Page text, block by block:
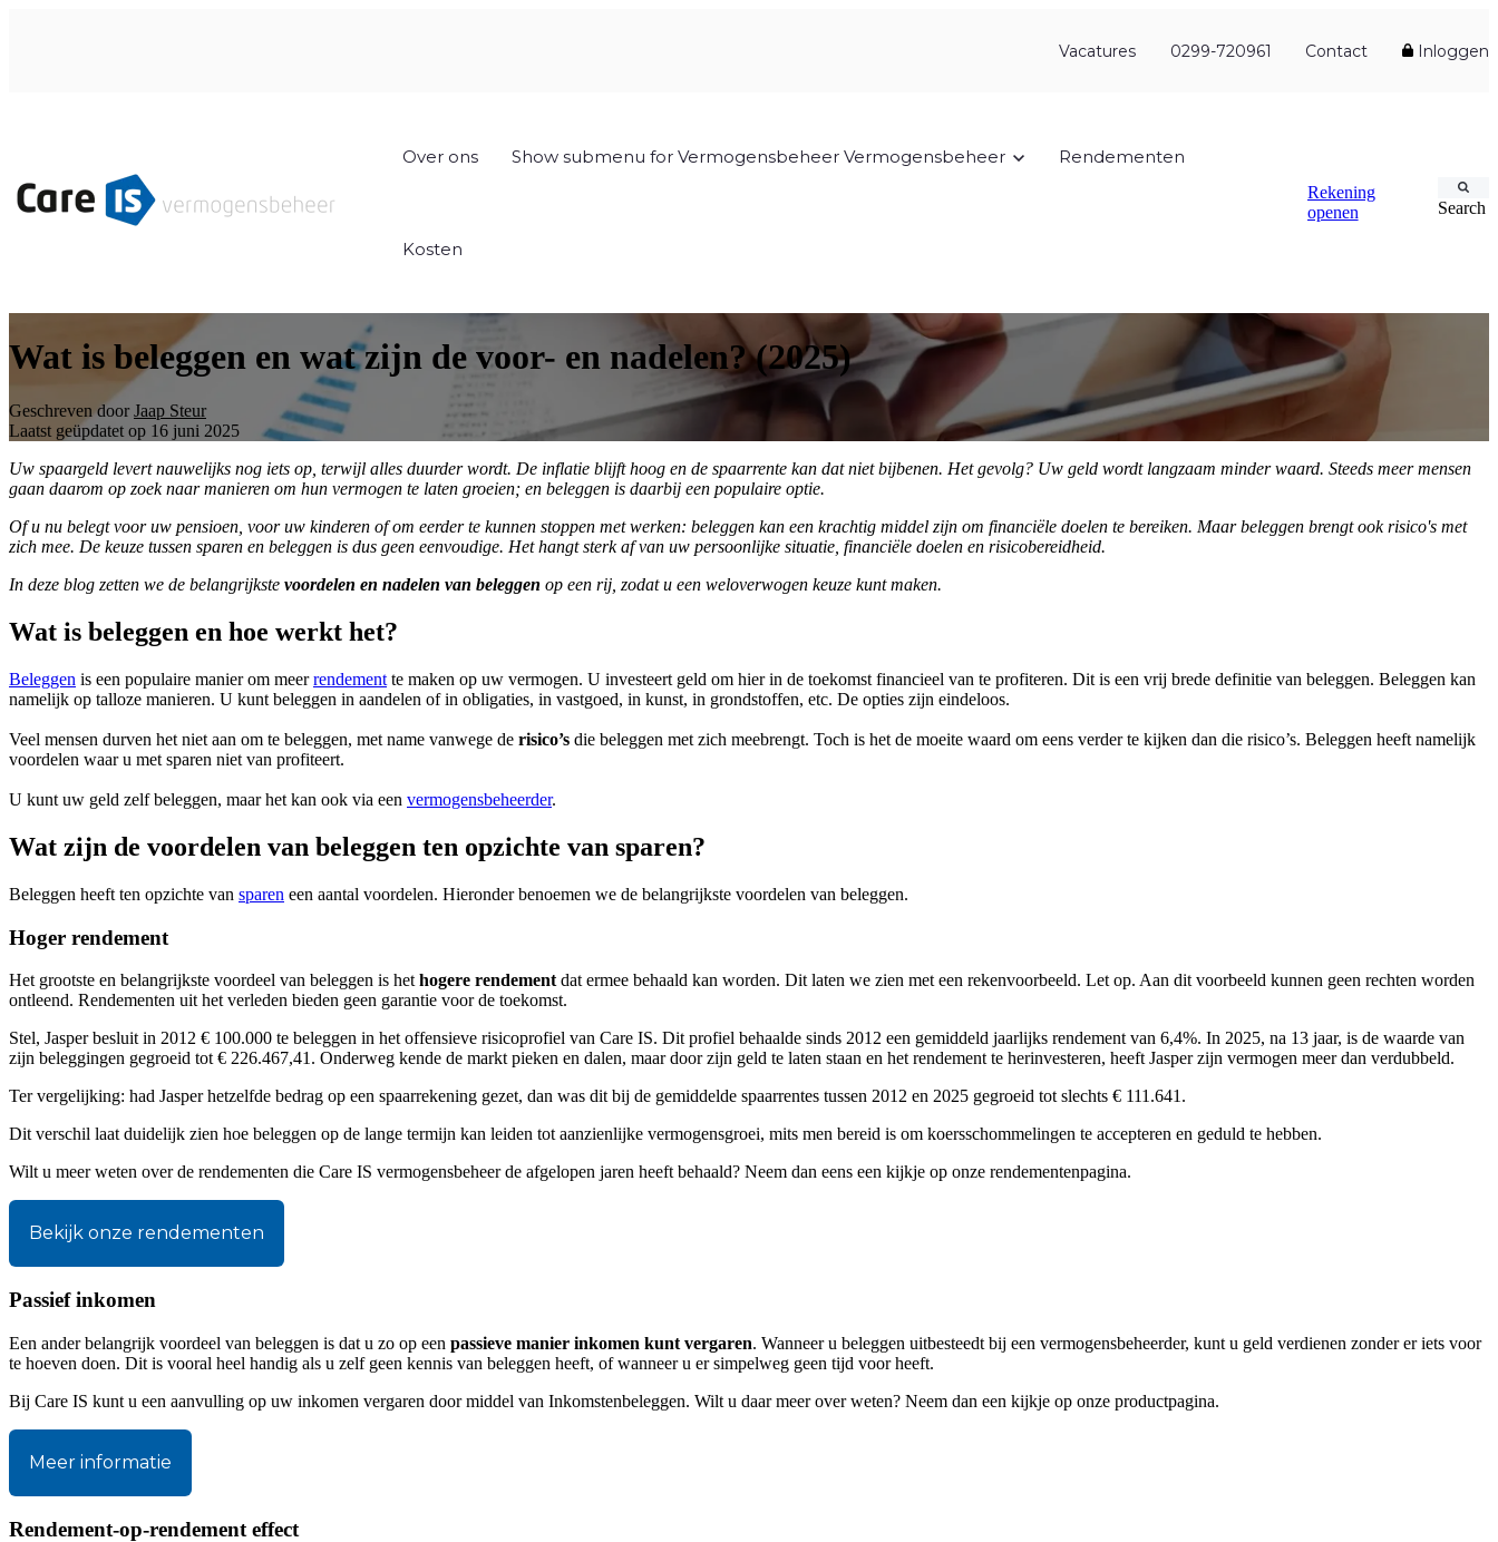
Vacatures 0299-720961 Contact Inloggen
Over ons Show submenu for Vermogensbeheer Vermogensbeheer Rendementen
Kosten
Rekening
openen
Search
Wat is beleggen en wat zijn de voor- en nadelen? (2025)
Geschreven door Jaap Steur
Laatst geüpdatet op 16 juni 2025
Uw spaargeld levert nauwelijks nog iets op, terwijl alles duurder wordt. De inflatie blijft hoog en de spaarrente kan dat niet bijbenen. Het gevolg? Uw geld wordt langzaam minder waard. Steeds meer mensen
gaan daarom op zoek naar manieren om hun vermogen te laten groeien; en beleggen is daarbij een populaire optie.
Of u nu belegt voor uw pensioen, voor uw kinderen of om eerder te kunnen stoppen met werken: beleggen kan een krachtig middel zijn om financiële doelen te bereiken. Maar beleggen brengt ook risico's met
zich mee. De keuze tussen sparen en beleggen is dus geen eenvoudige. Het hangt sterk af van uw persoonlijke situatie, financiële doelen en risicobereidheid.
In deze blog zetten we de belangrijkste voordelen en nadelen van beleggen op een rij, zodat u een weloverwogen keuze kunt maken.
Wat is beleggen en hoe werkt het?
Beleggen is een populaire manier om meerrendement te maken op uw vermogen. U investeert geld om hier in de toekomst financieel van te profiteren. Dit is een vrij brede definitie van beleggen. Beleggen kan
namelijk op talloze manieren. U kunt beleggen in aandelen of in obligaties, in vastgoed, in kunst, in grondstoffen, etc. De opties zijn eindeloos.
Veel mensen durven het niet aan om te beleggen, met name vanwege de risico’s die beleggen met zich meebrengt. Toch is het de moeite waard om eens verder te kijken dan die risico’s. Beleggen heeft namelijk
voordelen waar u met sparen niet van profiteert.
U kunt uw geld zelf beleggen, maar het kan ook via een vermogensbeheerder.
Wat zijn de voordelen van beleggen ten opzichte van sparen?
Beleggen heeft ten opzichte van sparen een aantal voordelen. Hieronder benoemen we de belangrijkste voordelen van beleggen.
Hoger rendement
Het grootste en belangrijkste voordeel van beleggen is hethogere rendementdat ermee behaald kan worden. Dit laten we zien met een rekenvoorbeeld. Let op. Aan dit voorbeeld kunnen geen rechten worden
ontleend. Rendementen uit het verleden bieden geen garantie voor de toekomst.
Stel, Jasper besluit in 2012 € 100.000 te beleggen in het offensieve risicoprofiel van Care IS. Dit profiel behaalde sinds 2012 een gemiddeld jaarlijks rendement van 6,4%. In 2025, na 13 jaar, is de waarde van
zijn beleggingen gegroeid tot € 226.467,41. Onderweg kende de markt pieken en dalen, maar door zijn geld te laten staan en het rendement te herinvesteren, heeft Jasper zijn vermogen meer dan verdubbeld.
Ter vergelijking: had Jasper hetzelfde bedrag op een spaarrekening gezet, dan was dit bij de gemiddelde spaarrentes tussen 2012 en 2025 gegroeid tot slechts € 111.641.
Dit verschil laat duidelijk zien hoe beleggen op de lange termijn kan leiden tot aanzienlijke vermogensgroei, mits men bereid is om koersschommelingen te accepteren en geduld te hebben.
Wilt u meer weten over de rendementen die Care IS vermogensbeheer de afgelopen jaren heeft behaald? Neem dan eens een kijkje op onze rendementenpagina.
Bekijk onze rendementen
Passief inkomen
Een ander belangrijk voordeel van beleggen is dat u zo op een passieve manier inkomen kunt vergaren. Wanneer u beleggen uitbesteedt bij een vermogensbeheerder, kunt u geld verdienen zonder er iets voor
te hoeven doen. Dit is vooral heel handig als u zelf geen kennis van beleggen heeft, of wanneer u er simpelweg geen tijd voor heeft.
Bij Care IS kunt u een aanvulling op uw inkomen vergaren door middel van Inkomstenbeleggen. Wilt u daar meer over weten? Neem dan een kijkje op onze productpagina.
Meer informatie
Rendement-op-rendement effect